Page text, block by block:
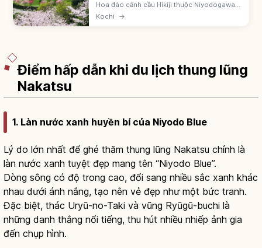
Hoa đào cảnh cầu Hikiji thuộc Niyodogawa
(Kochi) - sườn dốc nhìn xuống sông Niyodo
Kochi →
Điểm hấp dẫn khi du lịch thung lũng
Nakatsu
1. Làn nước xanh huyền bí của Niyodo Blue
Lý do lớn nhất để ghé thăm thung lũng Nakatsu chính là
làn nước xanh tuyệt đẹp mang tên “Niyodo Blue”.
Dòng sông có độ trong cao, đổi sang nhiều sắc xanh khác
nhau dưới ánh nắng, tạo nên vẻ đẹp như một bức tranh.
Đặc biệt, thác Uryū-no-Taki và vũng Ryūgū-buchi là
những danh thắng nổi tiếng, thu hút nhiều nhiếp ảnh gia
đến chụp hình.